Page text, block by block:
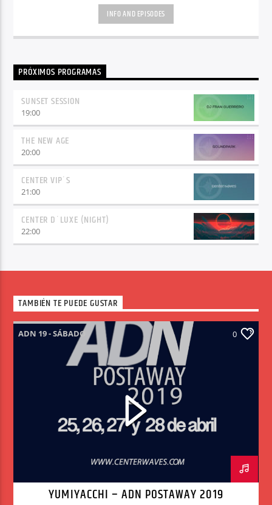
INFO AND EPISODES
PRÓXIMOS PROGRAMAS
SUNSET SESSION
19:00
THE NEW AGE
20:00
CENTER VIP´S
21:00
CENTER D´LUXE (NIGHT)
22:00
TAMBIÉN TE PUEDE GUSTAR
ADN 19 - SÁBADO 0
YUMIYACCHI – ADN POSTAWAY 2019